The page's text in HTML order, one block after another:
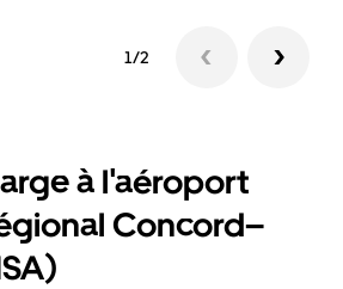
1/2
à l'aéroport
Concord–